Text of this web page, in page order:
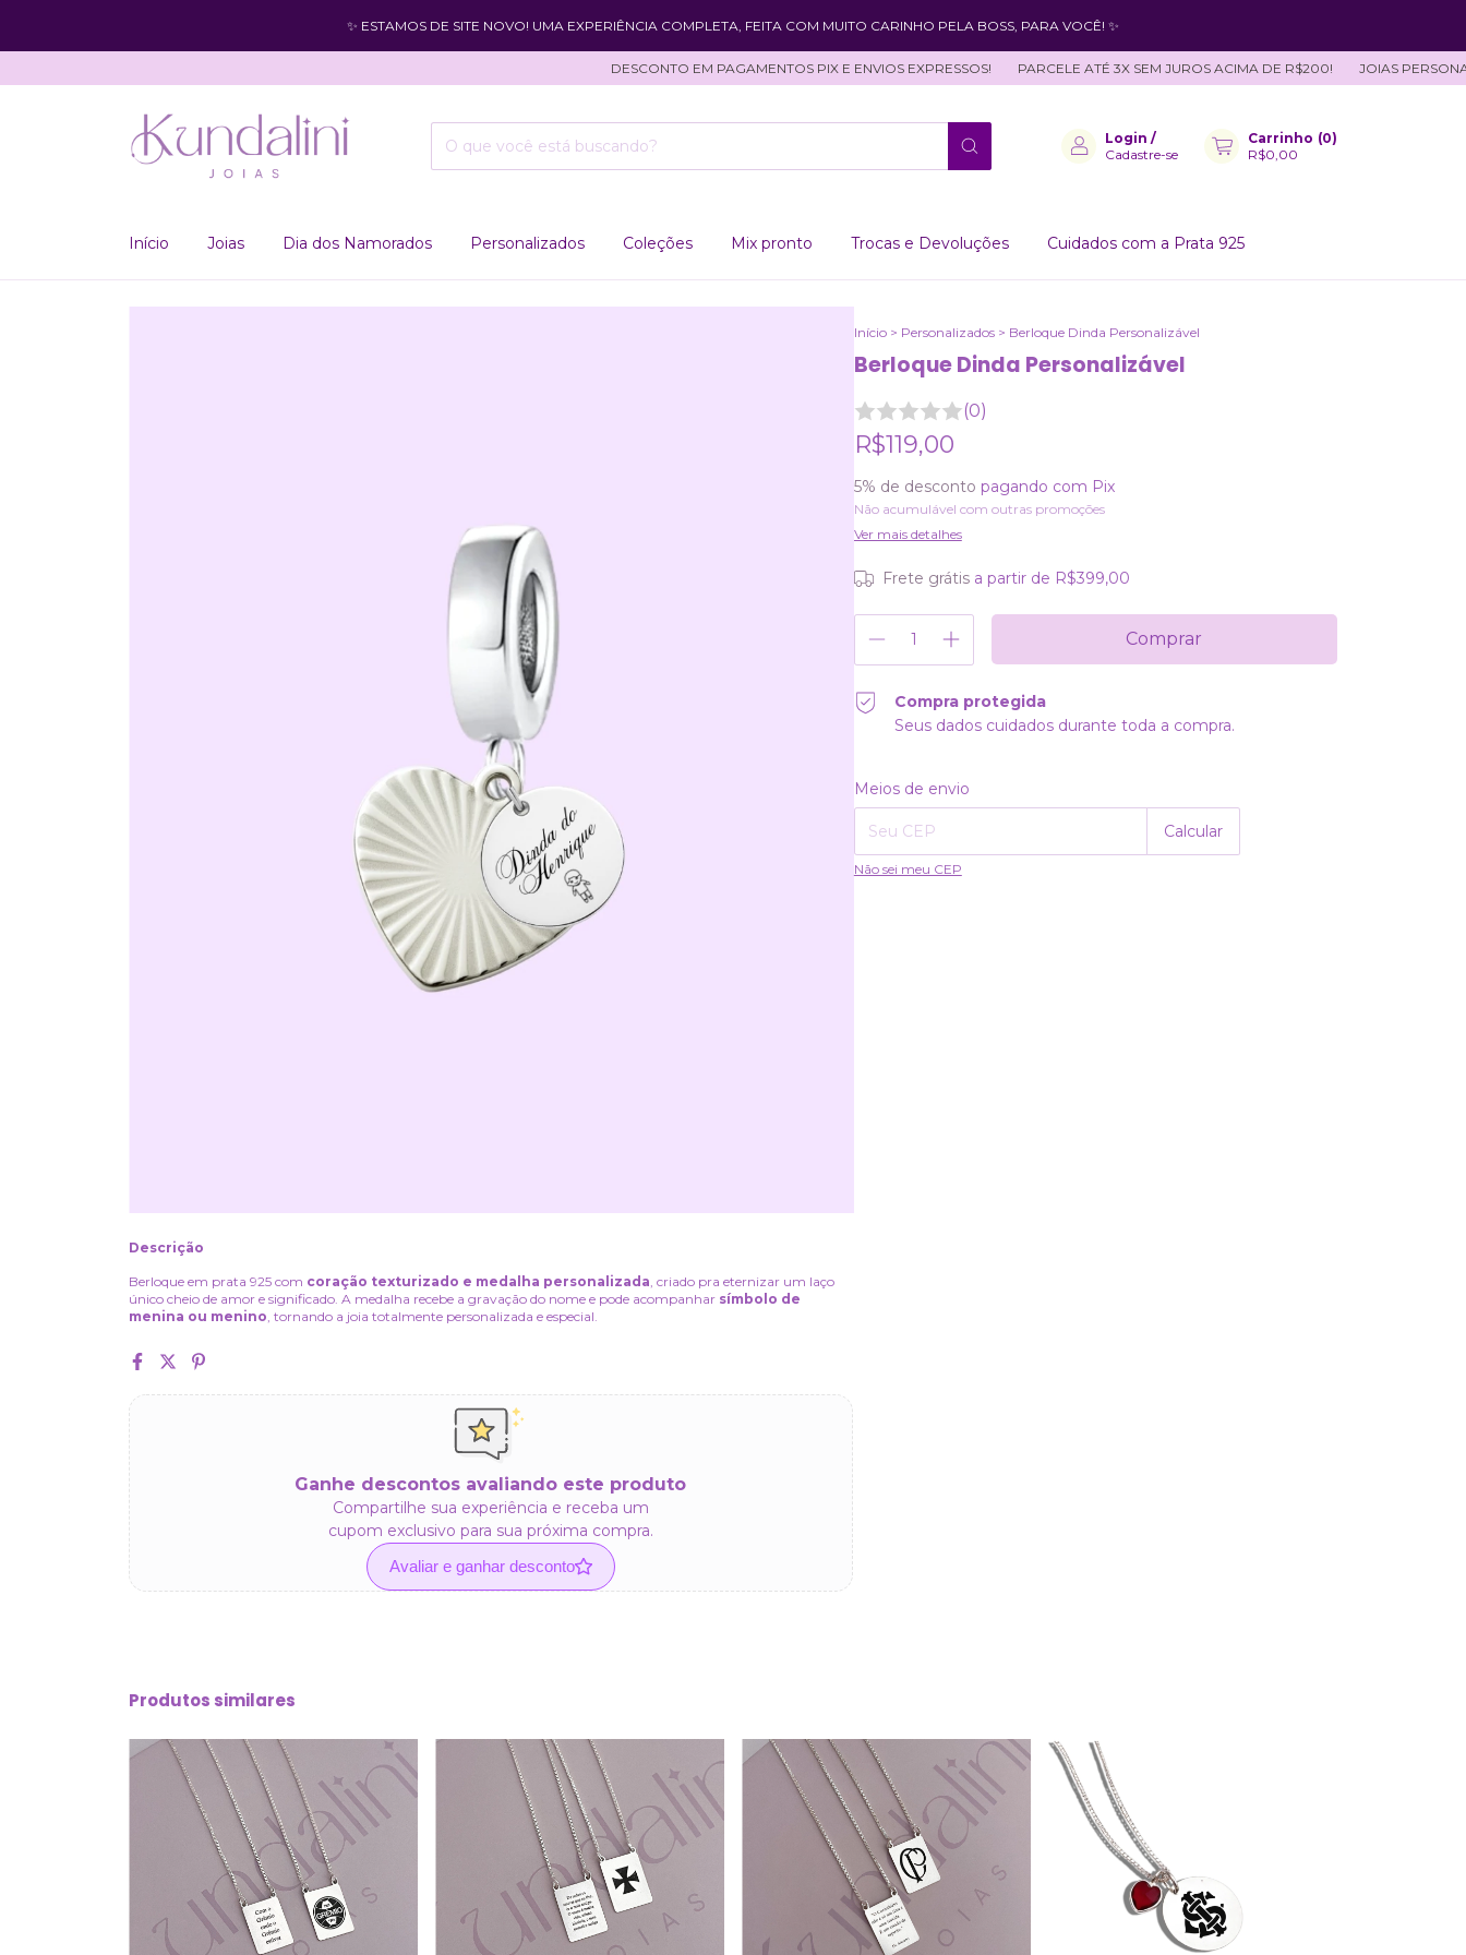
✨ ESTAMOS DE SITE NOVO! UMA EXPERIÊNCIA COMPLETA, FEITA COM MUITO CARINHO PELA BOSS, PARA VOCÊ! ✨
DESCONTO EM PAGAMENTOS PIX E ENVIOS EXPRESSOS! PARCELE ATÉ 3X SEM JUROS ACIMA DE R$200! JOIAS
Login /
Cadastre-se
Carrinho (0)
R$0,00
Início Joias Dia dos Namorados Personalizados Coleções Mix pronto Trocas e Devoluções Cuidados com a Prata 925
Início > Personalizados > Berloque Dinda Personalizável
Berloque Dinda Personalizável
(0)
R$119,00
5% de desconto pagando com Pix
Não acumulável com outras promoções
Ver mais detalhes
Frete grátis a partir de R$399,00
Compra protegida
Seus dados cuidados durante toda a compra.
Entregas para o CEP:
Meios de envio
Calcular
Não sei meu CEP
Descrição
Berloque em prata 925 com coração texturizado e medalha personalizada, criado pra eternizar um laço
único cheio de amor e significado. A medalha recebe a gravação do nome e pode acompanhar símbolo de
menina ou menino, tornando a joia totalmente personalizada e especial.
Ganhe descontos avaliando este produto
Compartilhe sua experiência e receba um
cupom exclusivo para sua próxima compra.
Avaliar e ganhar desconto
Produtos similares